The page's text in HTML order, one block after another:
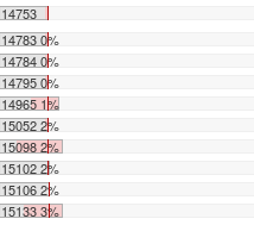
14753
14783 0%
14784 0%
14795 0%
14965 1%
15052 2%
15098 2%
15102 2%
15106 2%
15133 3%